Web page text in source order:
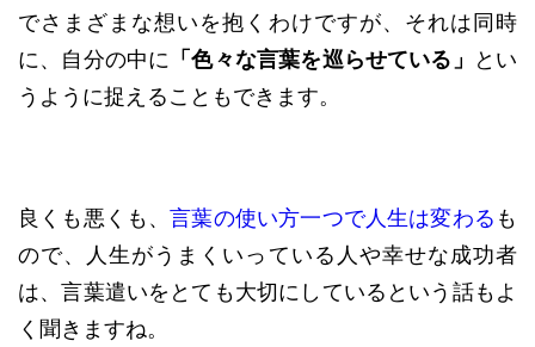
でさまざまな想いを抱くわけですが、それは同時
に、自分の中に 「色々な言葉を巡らせている」
とい
うように捉えることもできます。
良くも悪くも、言葉の使い方一つで人生は変わる も
ので、人生がうまくいっている人や幸せな成功者
は、言葉遣いをとても大切にしているという話もよ
く聞きますね。